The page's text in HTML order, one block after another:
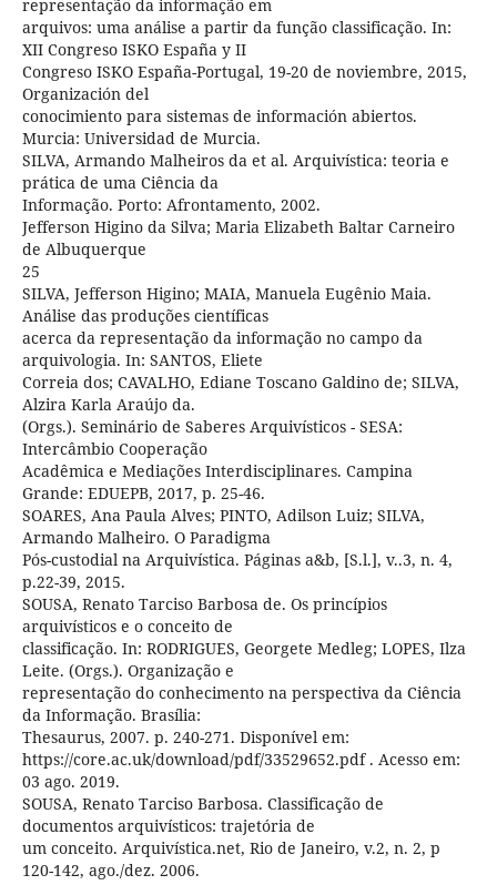
representação da informação em
arquivos: uma análise a partir da função classificação. In:
XII Congreso ISKO España y II
Congreso ISKO España-Portugal, 19-20 de noviembre, 2015,
Organización del
conocimiento para sistemas de información abiertos.
Murcia: Universidad de Murcia.
SILVA, Armando Malheiros da et al. Arquivística: teoria e
prática de uma Ciência da
Informação. Porto: Afrontamento, 2002.
Jefferson Higino da Silva; Maria Elizabeth Baltar Carneiro
de Albuquerque
25
SILVA, Jefferson Higino; MAIA, Manuela Eugênio Maia.
Análise das produções científicas
acerca da representação da informação no campo da
arquivologia. In: SANTOS, Eliete
Correia dos; CAVALHO, Ediane Toscano Galdino de; SILVA,
Alzira Karla Araújo da.
(Orgs.). Seminário de Saberes Arquivísticos - SESA:
Intercâmbio Cooperação
Acadêmica e Mediações Interdisciplinares. Campina
Grande: EDUEPB, 2017, p. 25-46.
SOARES, Ana Paula Alves; PINTO, Adilson Luiz; SILVA,
Armando Malheiro. O Paradigma
Pós-custodial na Arquivística. Páginas a&b, [S.l.], v..3, n. 4,
p.22-39, 2015.
SOUSA, Renato Tarciso Barbosa de. Os princípios
arquivísticos e o conceito de
classificação. In: RODRIGUES, Georgete Medleg; LOPES, Ilza
Leite. (Orgs.). Organização e
representação do conhecimento na perspectiva da Ciência
da Informação. Brasília:
Thesaurus, 2007. p. 240-271. Disponível em:
https://core.ac.uk/download/pdf/33529652.pdf . Acesso em:
03 ago. 2019.
SOUSA, Renato Tarciso Barbosa. Classificação de
documentos arquivísticos: trajetória de
um conceito. Arquivística.net, Rio de Janeiro, v.2, n. 2, p
120-142, ago./dez. 2006.